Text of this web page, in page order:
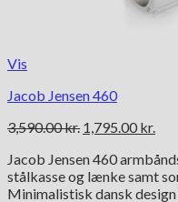
Vis
Jacob Jensen 460
3,590.00kr. Den
pris
var:
3,590.00 kr..
1,795.00 kr.
pris
er:
Jacob Jensen 460
stålkasse og lænke samt
Minimalistisk dansk